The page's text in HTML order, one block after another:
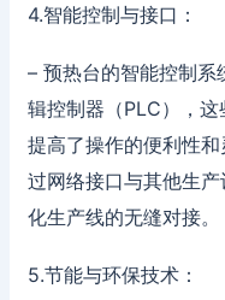
4.智能控制与接口：
– 预热台的智能控制系
辑控制器（PLC），
提高了操作的便利性
过网络接口与其他生
化生产线的无缝对接。
5.节能与环保技术：